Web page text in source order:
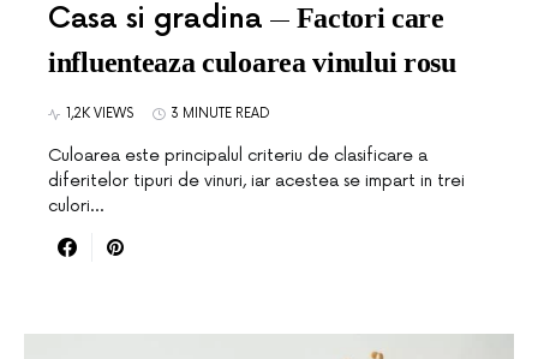
Casa si gradina
Factori care
influenteaza culoarea vinului rosu
1,2K VIEWS 3 MINUTE READ
Culoarea este principalul criteriu de clasificare a
diferitelor tipuri de vinuri, iar acestea se impart in trei
culori…